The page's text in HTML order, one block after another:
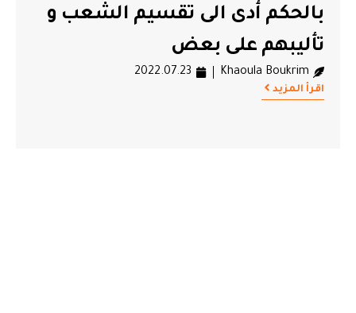
بالحكم أدى الى تقسيم الشعب و
تأليبهم على بعض
Khaoula Boukrim
2022.07.23
اقرأ المزيد